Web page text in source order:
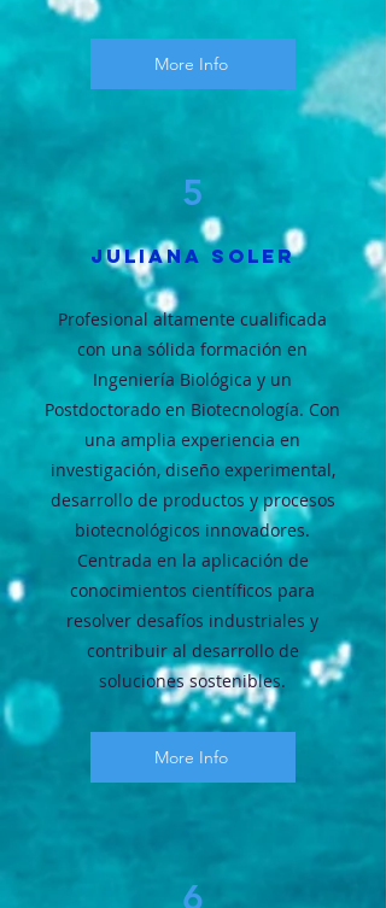
More Info
5
JULIANA SOLER
Profesional altamente cualificada
con una sólida formación en
Ingeniería Biológica y un
Postdoctorado en Biotecnología. Con
una amplia experiencia en
investigación, diseño experimental,
desarrollo de productos y procesos
biotecnológicos innovadores.
Centrada en la aplicación de
conocimientos científicos para
resolver desafíos industriales y
contribuir al desarrollo de
soluciones sostenibles.
More Info
6